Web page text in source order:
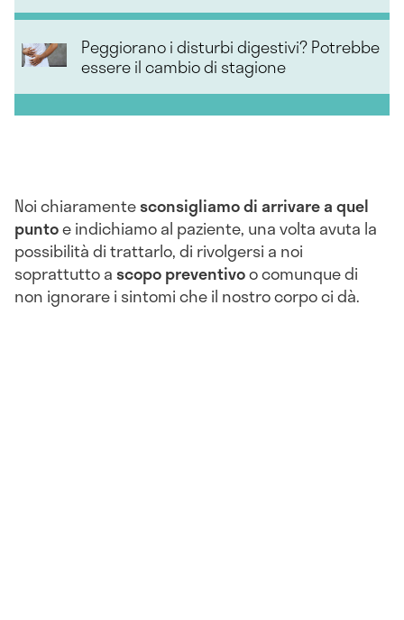
Peggiorano i disturbi digestivi? Potrebbe
essere il cambio di stagione
Noi chiaramentesconsigliamo di arrivare a quel
puntoe indichiamo al paziente, una volta avuta la
possibilità di trattarlo, di rivolgersi a noi
soprattutto ascopo preventivoo comunque di
non ignorare i sintomi che il nostro corpo ci dà.